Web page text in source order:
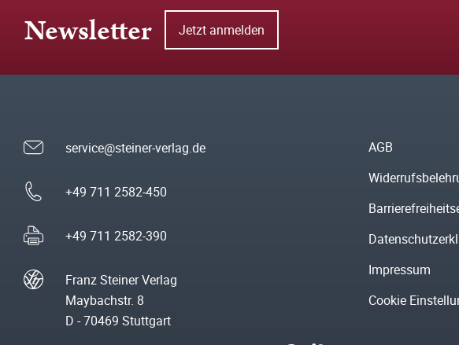
Newsletter Jetzt anmelden
service@steiner-verlag.de
+49 711 2582-450
+49 711 2582-390
Franz Steiner Verlag
Maybachstr. 8
D - 70469 Stuttgart
AGB
Impressum
Cookie